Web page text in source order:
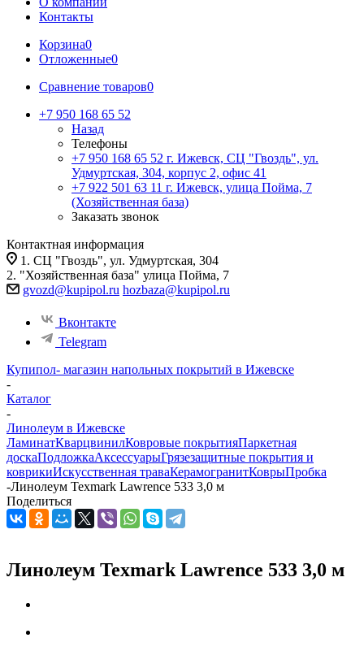
Контакты
Корзина0
Отложенные0
Сравнение товаров0
+7 950 168 65 52
Назад
Телефоны
+7 950 168 65 52 г. Ижевск, СЦ "Гвоздь", ул.
Удмуртская, 304, корпус 2, офис 41
+7 922 501 63 11 г. Ижевск, улица Пойма, 7
(Хозяйственная база)
Заказать звонок
Контактная информация
1. СЦ "Гвоздь", ул. Удмуртская, 304
2. "Хозяйственная база" улица Пойма, 7
gvozd@kupipol.ru hozbaza@kupipol.ru
Вконтакте
Telegram
Купипол- магазин напольных покрытий в Ижевске
-
Каталог
-
Линолеум в Ижевске
ЛаминатКварцвинилКовровые покрытияПаркетная
доскаПодложкаАксессуарыГрязезащитные покрытия и
коврикиИскусственная траваКерамогранитКоврыПробка
-Линолеум Texmark Lawrence 533 3,0 м
Поделиться
Линолеум Texmark Lawrence 533 3,0 м